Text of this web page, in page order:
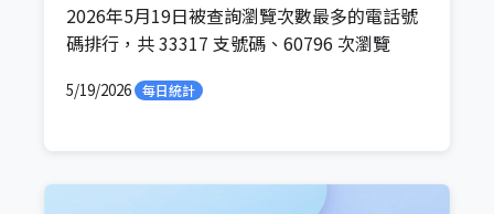
2026年5月19日被查詢瀏覽次數最多的電話號
碼排行，共 33317 支號碼、60796 次瀏覽
5/19/2026 每日統計